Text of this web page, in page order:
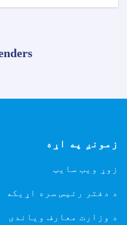
زمونږ په اړه
زوړ ویب سایټ
د دفتر رئیس سره اړیکه
د وزارت معارف ویاندی